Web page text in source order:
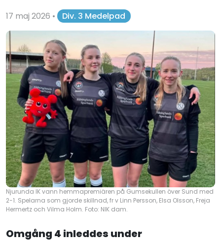
17 maj 2026 • Div. 3 Medelpad
Njurunda IK vann hemmapremiären på Gumsekullen över Sund med
2-1. Spelarna som gjorde skillnad, fr v Linn Persson, Elsa Olsson, Freja
Hermertz och Vilma Holm. Foto: NIK dam.
Omgång 4 inleddes under